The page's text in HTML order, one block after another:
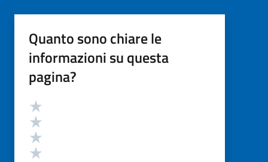
Quanto sono chiare le
informazioni su questa
pagina?
Valutazione